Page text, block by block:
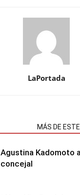
LaPortada
MÁS DE
Agustina Kadomoto
concejal